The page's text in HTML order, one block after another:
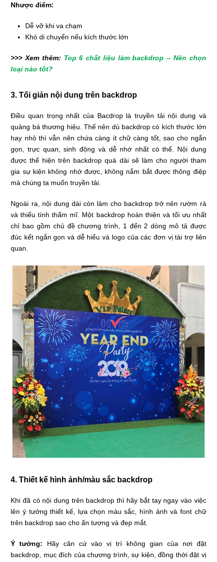
Nhược điểm:
Dễ vỡ khi va chạm
Khó di chuyển nếu kích thước lớn
>>> Xem thêm: Top 6 chất liệu làm backdrop – Nên chọn
loại nào tốt?
3. Tối giản nội dung trên backdrop
Điều quan trọng nhất của Bacdrop là truyền tải nội dung và
quảng bá thương hiệu. Thế nên dù backdrop có kích thước lớn
hay nhỏ thì vẫn nên chứa càng ít chữ càng tốt, sao cho ngắn
gọn, trực quan, sinh động và dễ nhớ nhất có thể. Nội dung
được thể hiện trên backdrop quá dài sẽ làm cho người tham
gia sự kiện không nhớ được, không nắm bắt được thông điệp
mà chúng ta muốn truyền tải.
Ngoài ra, nội dung dài còn làm cho backdrop trở nên rườm rà
và thiếu tính thẩm mĩ. Một backdrop hoàn thiện và tối ưu nhất
chỉ bao gồm chủ đề chương trình, 1 đến 2 dòng mô tả được
đúc kết ngắn gọn và dễ hiểu và logo của các đơn vị tài trợ liên
quan.
4. Thiết kế hình ảnh/màu sắc backdrop
Khi đã có nội dung trên backdrop thì hãy bắt tay ngay vào việc
lên ý tưởng thiết kế, lựa chọn màu sắc, hình ảnh và font chữ
trên backdrop sao cho ấn tượng và đẹp mắt.
Ý tưởng: Hãy căn cứ vào vị trí không gian của nơi đặt
backdrop, mục đích của chương trình, sự kiện, đồng thời đặt vị